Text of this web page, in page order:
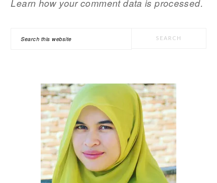
Learn how your comment data is processed.
Search